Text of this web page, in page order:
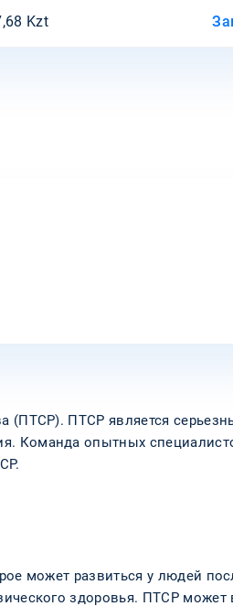
Kzt
(ПТСР). ПТСР является
Команда опытных
может развиться у людей
здоровья. ПТСР может